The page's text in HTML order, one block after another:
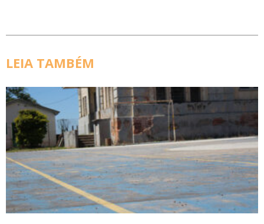
LEIA TAMBÉM